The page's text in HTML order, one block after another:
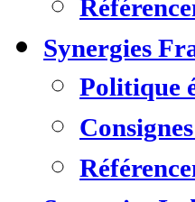
Synergies
Politique